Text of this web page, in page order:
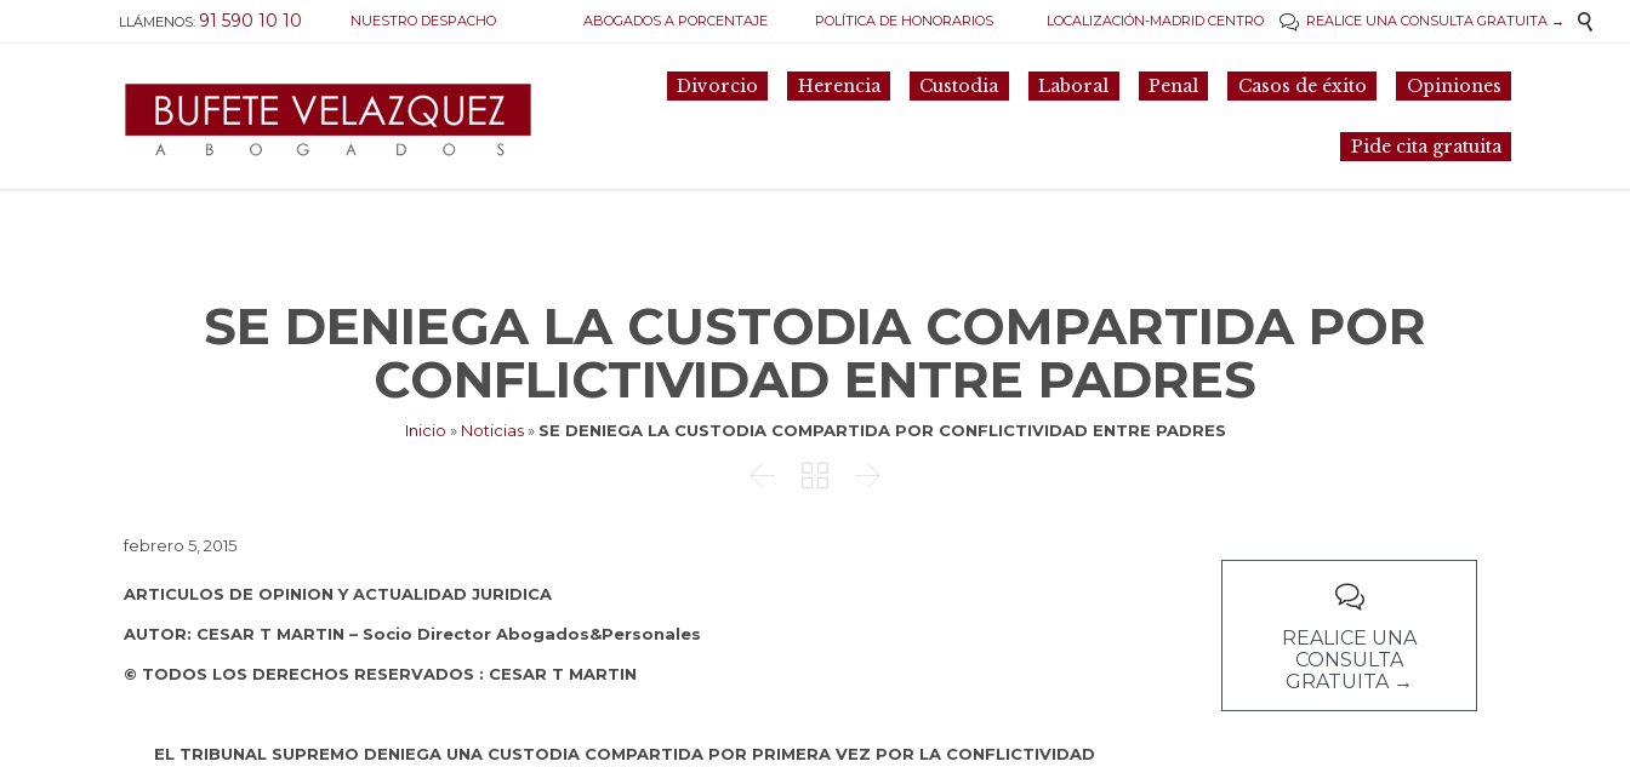
LLÁMENOS: 91 590 10 10 NUESTRO DESPACHO ABOGADOS A PORCENTAJE POLÍTICA DE HONORARIOS LOCALIZACIÓN-MADRID CENTRO REALICE UNA CONSULTA GRATUITA → 
Divorcio Herencia Custodia Laboral Penal Casos de éxito Opiniones
Pide cita gratuita
SE DENIEGA LA CUSTODIA COMPARTIDA POR
CONFLICTIVIDAD ENTRE PADRES
Inicio » Noticias» SE DENIEGA LA CUSTODIA COMPARTIDA POR CONFLICTIVIDAD ENTRE PADRES
  
febrero 5, 2015
ARTICULOS DE OPINION Y ACTUALIDAD JURIDICA
AUTOR: CESAR T MARTIN – Socio Director Abogados&Personales
© TODOS LOS DERECHOS RESERVADOS : CESAR T MARTIN
EL TRIBUNAL SUPREMO DENIEGA UNA CUSTODIA COMPARTIDA POR PRIMERA VEZ POR LA CONFLICTIVIDAD

REALICE UNA
CONSULTA
GRATUITA →